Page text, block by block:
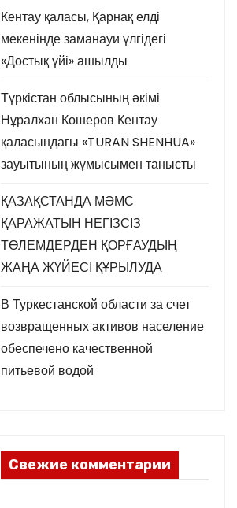
Кентау қаласы, Қарнақ елді
мекенінде заманауи үлгідегі
«Достық үйі» ашылды
Түркістан облысының әкімі
Нұралхан Көшеров Кентау
қаласындағы «TURAN SHENHUA»
зауытының жұмысымен танысты
ҚАЗАҚСТАНДА МӘМС
ҚАРАЖАТЫН НЕГІЗСІЗ
ТӨЛЕМДЕРДЕН ҚОРҒАУДЫҢ
ЖАҢА ЖҮЙЕСІ ҚҰРЫЛУДА
В Туркестанской области за счет
возвращенных активов население
обеспечено качественной
питьевой водой
Свежие комментарии